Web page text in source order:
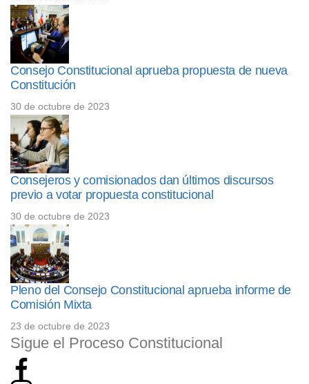
Consejo Constitucional aprueba propuesta de nueva
Constitución
30 de octubre de 2023
Consejeros y comisionados dan últimos discursos
previo a votar propuesta constitucional
30 de octubre de 2023
Pleno del Consejo Constitucional aprueba informe de
Comisión Mixta
23 de octubre de 2023
Sigue el Proceso Constitucional